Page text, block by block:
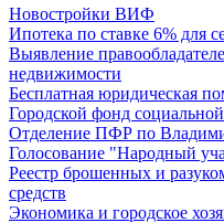
Новостройки ВИФ
Ипотека по ставке 6% для
Выявление
недвижимости
Бесплатная юридическая
Городской фонд
Отделение ПФР по
Голосование "Народный
Реестр брошенных и
средств
Экономика и городское